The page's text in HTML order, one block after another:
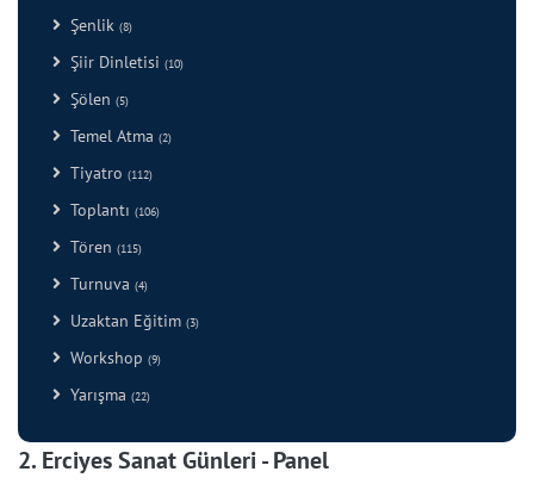
Şenlik (8)
Şiir Dinletisi (10)
Şölen (5)
Temel Atma (2)
Tiyatro (112)
Toplantı (106)
Tören (115)
Turnuva (4)
Uzaktan Eğitim (3)
Workshop (9)
Yarışma (22)
2. Erciyes Sanat Günleri - Panel